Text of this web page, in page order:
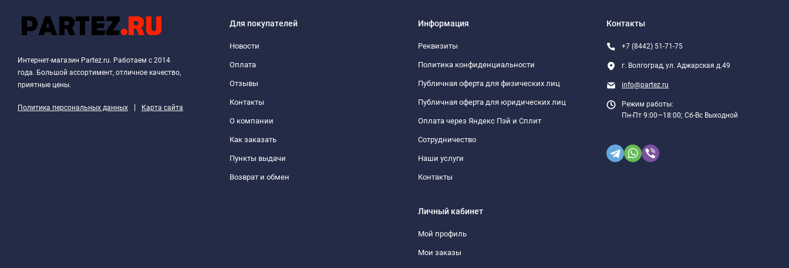
Интернет-магазин Partez.ru. Работаем с 2014
года. Большой ассортимент, отличное качество,
приятные цены.
Политика персональных данных | Карта сайта
Для покупателей
Новости
Оплата
Отзывы
Контакты
О компании
Как заказать
Пункты выдачи
Возврат и обмен
Информация
Реквизиты
Политика конфиденциальности
Публичная оферта для физических лиц
Публичная оферта для юридических лиц
Оплата через Яндекс Пэй и Сплит
Сотрудничество
Наши услуги
Контакты
Личный кабинет
Мой профиль
Мои заказы
Контакты
+7 (8442) 51-71-75
г. Волгоград, ул. Аджарская д.49
info@partez.ru
Режим работы:
Пн-Пт 9:00—18:00; Сб-Вс Выходной